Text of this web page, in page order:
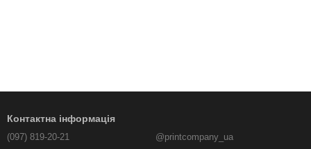
Контактна інформація
(097) 819-20-21
@printcompany_ua